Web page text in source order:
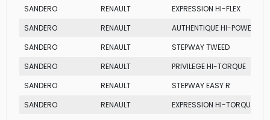
SANDERO RENAULT
EXPRESSION HI-FLEX
SANDERO
RENAULT
AUTHENTIQUE HI-POWER
SANDERO
RENAULT
STEPWAY TWEED
SANDERO
RENAULT
PRIVILEGE HI-TORQUE
SANDERO
RENAULT
STEPWAY EASY R
SANDERO
RENAULT
EXPRESSION HI-TORQUE